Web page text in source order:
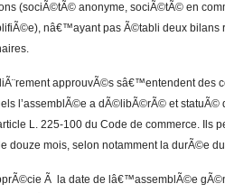
(sociÃ©tÃ© anonyme, sociÃ©tÃ© en
nâ€™ayant pas Ã©tabli deux bilans
approuvÃ©s sâ€™entendent des
l’assemblÃ©e a dÃ©libÃ©rÃ© et statuÃ©
L. 225-100 du Code de commerce. Ils
douze mois, selon notamment la durÃ©e
Ã la date de lâ€™assemblÃ©e